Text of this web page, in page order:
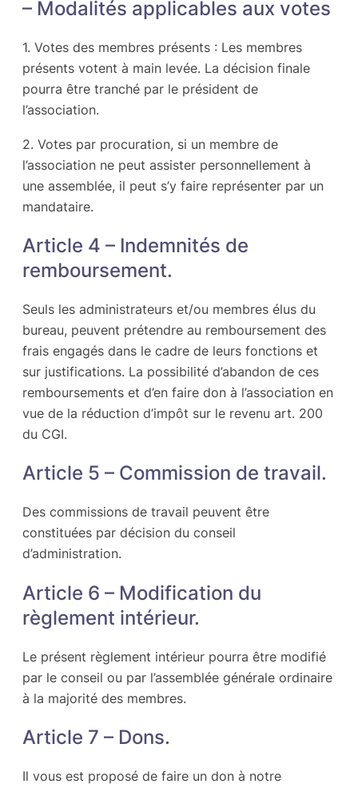
– Modalités applicables aux votes
1. Votes des membres présents : Les membres
présents votent à main levée. La décision finale
pourra être tranché par le président de
l’association.
2. Votes par procuration, si un membre de
l’association ne peut assister personnellement à
une assemblée, il peut s’y faire représenter par un
mandataire.
Article 4 – Indemnités de
remboursement.
Seuls les administrateurs et/ou membres élus du
bureau, peuvent prétendre au remboursement des
frais engagés dans le cadre de leurs fonctions et
sur justifications. La possibilité d’abandon de ces
remboursements et d’en faire don à l’association en
vue de la réduction d’impôt sur le revenu art. 200
du CGI.
Article 5 – Commission de travail.
Des commissions de travail peuvent être
constituées par décision du conseil
d’administration.
Article 6 – Modification du
règlement intérieur.
Le présent règlement intérieur pourra être modifié
par le conseil ou par l’assemblée générale ordinaire
à la majorité des membres.
Article 7 – Dons.
Il vous est proposé de faire un don à notre